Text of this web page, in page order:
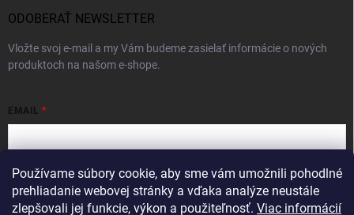
Používame súbory cookie, aby sme vám umožnili pohodlné
prehliadanie webovej stránky a vďaka analýze neustále
zlepšovali jej funkcie, výkon a použiteľnosť. Viac informácií
ODOBERAŤ NEWSLETTER
Vložte svoj e-mail a my Vám budeme zasielať informácie o nových
produktoch na našom e-shope.
EMAIL
Vložením e-mailu súhlasíte spodmienkami ochrany osobných údajov